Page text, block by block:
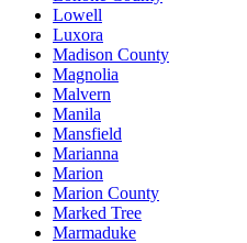
Lowell
Luxora
Madison County
Magnolia
Malvern
Manila
Mansfield
Marianna
Marion
Marion County
Marked Tree
Marmaduke